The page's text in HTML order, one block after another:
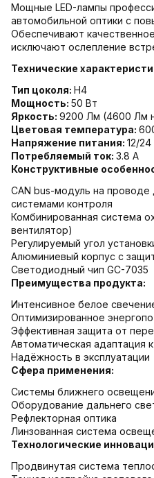
Мощные LED-лампы
автомобильной оптики с
Обеспечивают
исключают ослепление
Технические
Тип цоколя: H4
Мощность: 50 Вт
Яркость: 9200 Лм (4600 Лм
Цветовая температура:
Напряжение питания: 12/24
Потребляемый ток: 3.8 А
Конструктивные
CAN bus-модуль на
системами контроля
Комбинированная система
вентилятор)
Регулируемый угол
Алюминиевый корпус с
Светодиодный чип GC-7035
Преимущества продукта:
Интенсивное белое
Оптимизированное
Эффективная защита от
Автоматическая адаптация
Надёжность в эксплуатации
Сфера применения:
Системы ближнего
Оборудование дальнего
Рефлекторная оптика
Линзованная система
Технологические
Продвинутая система